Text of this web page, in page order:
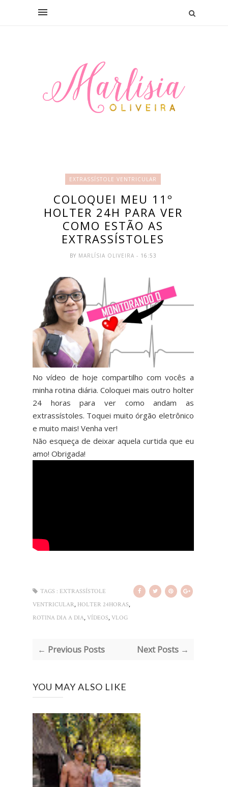
EXTRASSÍSTOLE VENTRICULAR
COLOQUEI MEU 11º
HOLTER 24H PARA VER
COMO ESTÃO AS
EXTRASSÍSTOLES
BY MARLÍSIA OLIVEIRA - 16:53
No vídeo de hoje compartilho com vocês a
minha rotina diária. Coloquei mais outro holter
24 horas para ver como andam as
extrassístoles. Toquei muito órgão eletrônico
e muito mais! Venha ver!
Não esqueça de deixar aquela curtida que eu
amo! Obrigada!
TAGS : EXTRASSÍSTOLE
VENTRICULAR, HOLTER 24HORAS,
ROTINA DIA A DIA, VÍDEOS, VLOG
← Previous Posts Next Posts →
YOU MAY ALSO LIKE